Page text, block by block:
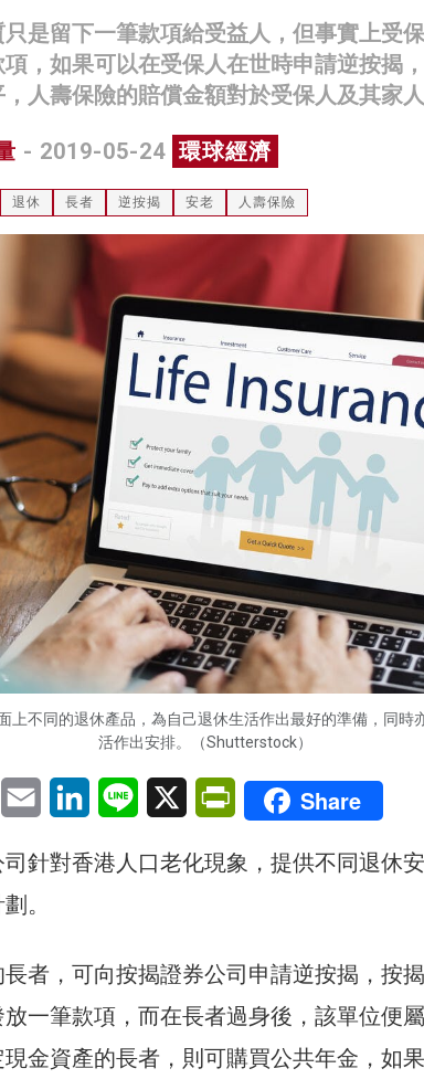
是留下一筆款項給受益人，但事實上受
，如果可以在受保人在世時申請逆按揭
人壽保險的賠償金額對於受保人及其家人
- 2019-05-24 環球經濟
退休 長者 逆按揭 安老 人壽保險
上不同的退休產品，為自己退休生活作出最好的準備，同時
活作出安排。（Shutterstock）
WeChatEmail LinkedInLine X PrintFriendly
Share
針對香港人口老化現象，提供不同退休
。
者，可向按揭證券公司申請逆按揭，按
一筆款項，而在長者過身後，該單位便
金資產的長者，則可購買公共年金，如